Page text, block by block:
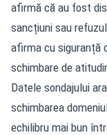
afirmă că au fost
sancțiuni sau
afirma cu siguranță
schimbare de
Datele sondajului
schimbarea
echilibru mai bun